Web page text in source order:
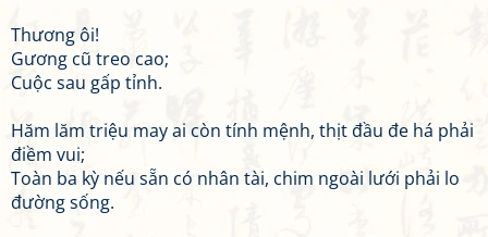
Thương ôi!
Gương cũ treo cao;
Cuộc sau gấp tỉnh.
Hăm lăm triệu may ai còn tính mệnh, thịt đầu đe há phải
điềm vui;
Toàn ba kỳ nếu sẵn có nhân tài, chim ngoài lưới phải lo
đường sống.